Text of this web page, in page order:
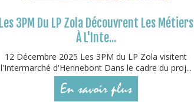
Les 3PM Du LP Zola Découvrent Les Métiers
À L'Inte...
12 Décembre 2025 Les 3PM du LP Zola visitent
l'Intermarché d'Hennebont Dans le cadre du proj...
En savoir plus